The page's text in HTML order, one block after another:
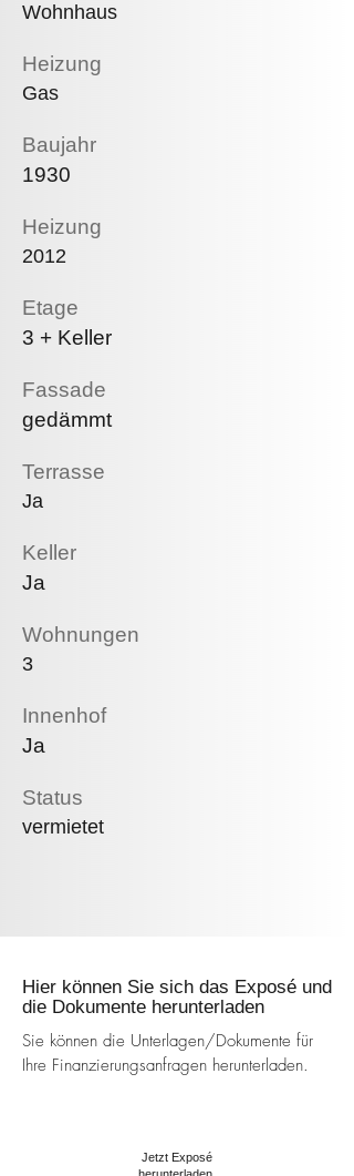
Wohnhaus
Heizung
Gas
Baujahr
1930
Heizung
2012
Etage
3 + Keller
Fassade
gedämmt
Terrasse
Ja
Keller
Ja
Wohnungen
3
Innenhof
Ja
Status
vermietet
Hier können Sie sich das Exposé und
die Dokumente herunterladen
Sie können die Unterlagen/Dokumente für
Ihre Finanzierungsanfragen herunterladen.
Jetzt Exposé